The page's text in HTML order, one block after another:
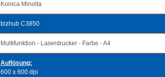
Konica Minolta
bizhub C3850
Multifunktion - Laserdrucker - Farbe - A4
Auflösung:
600 x 600 dpi